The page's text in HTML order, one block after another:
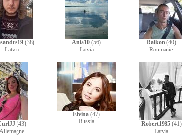
(38)
Latvia
Ania10 (56)
Latvia
Raikon(40)
Roumanie
(43)
Allemagne
Elvina (47)
Russia
Robert1985(41)
Latvia